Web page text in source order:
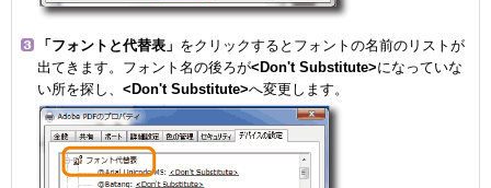
「フォントと代替表」 をクリックするとフォントの名前のリストが
出てきます。フォント名の後ろが<Don't Substitute>になっていな
い所を探し、 <Don't Substitute>へ変更します。